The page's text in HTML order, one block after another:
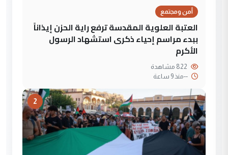
أمن ومجتمع
العتبة العلوية المقدسة ترفع راية الحزن إيذاناً
ببدء مراسم إحياء ذكرى استشهاد الرسول
الأكرم
--منذ 9 ساعة
2